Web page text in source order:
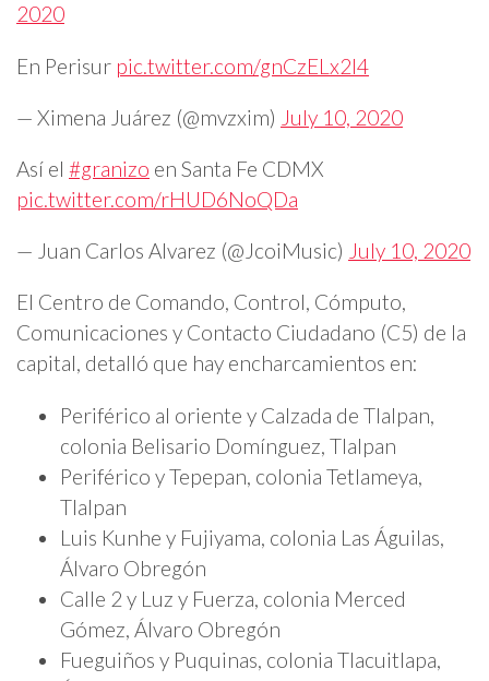
2020
En Perisur pic.twitter.com/gnCzELx2l4
— Ximena Juárez (@mvzxim) July 10, 2020
Así el #granizo en Santa Fe CDMX
pic.twitter.com/rHUD6NoQDa
— Juan Carlos Alvarez (@JcoiMusic) July 10, 2020
El Centro de Comando, Control, Cómputo,
Comunicaciones y Contacto Ciudadano (C5) de la
capital, detalló que hay encharcamientos en:
Periférico al oriente y Calzada de Tlalpan,
colonia Belisario Domínguez, Tlalpan
Periférico y Tepepan, colonia Tetlameya,
Tlalpan
Luis Kunhe y Fujiyama, colonia Las Águilas,
Álvaro Obregón
Calle 2 y Luz y Fuerza, colonia Merced
Gómez, Álvaro Obregón
Fueguiños y Puquinas, colonia Tlacuitlapa,